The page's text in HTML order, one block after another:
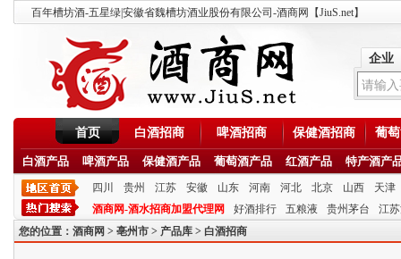
百年槽坊酒-五星绿|安徽省魏槽坊酒业股份有限公司-酒商网【JiuS.net】
企业
首页 白酒招商 啤酒招商 保健酒招商 葡
白酒产品 啤酒产品 保健酒产品 葡萄酒产品 红酒产品 特产酒产
四川 贵州 江苏 安徽 山东 河南 河北 北京 山西
天津
酒商网-酒水招商加盟代理网
好酒排行 五粮液 贵州茅台
江
您的位置： 酒商网 > 亳州市 > 产品库 > 白酒招商